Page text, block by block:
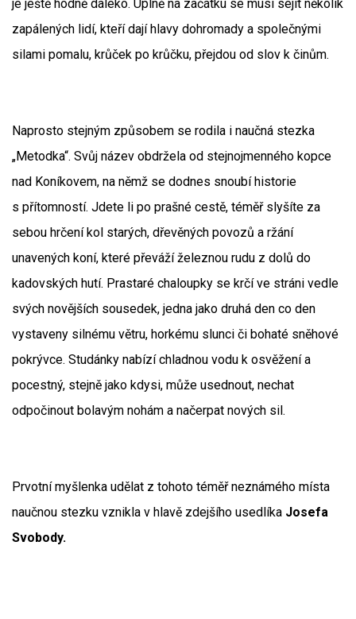
je ještě hodně daleko. Úplně na začátku se musí sejít několik
zapálených lidí, kteří dají hlavy dohromady a společnými
silami pomalu, krůček po krůčku, přejdou od slov k činům.
Naprosto stejným způsobem se rodila i naučná stezka
„Metodka“. Svůj název obdržela od stejnojmenného kopce
nad Koníkovem, na němž se dodnes snoubí historie
s přítomností. Jdete li po prašné cestě, téměř slyšíte za
sebou hrčení kol starých, dřevěných povozů a ržání
unavených koní, které převáží železnou rudu z dolů do
kadovských hutí. Prastaré chaloupky se krčí ve stráni vedle
svých novějších sousedek, jedna jako druhá den co den
vystaveny silnému větru, horkému slunci či bohaté sněhové
pokrývce. Studánky nabízí chladnou vodu k osvěžení a
pocestný, stejně jako kdysi, může usednout, nechat
odpočinout bolavým nohám a načerpat nových sil.
Prvotní myšlenka udělat z tohoto téměř neznámého místa
naučnou stezku vznikla v hlavě zdejšího usedlíka Josefa
Svobody.